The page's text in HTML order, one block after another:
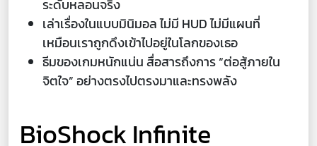
ระดับหลอนจริง
เล่าเรื่องในแบบมินิมอล ไม่มี HUD ไม่มีแผนที่
เหมือนเราถูกดึงเข้าไปอยู่ในโลกของเธอ
ธีมของเกมหนักแน่น สื่อสารถึงการ “ต่อสู้ภายใน
จิตใจ” อย่างตรงไปตรงมาและทรงพลัง
BioShock Infinite